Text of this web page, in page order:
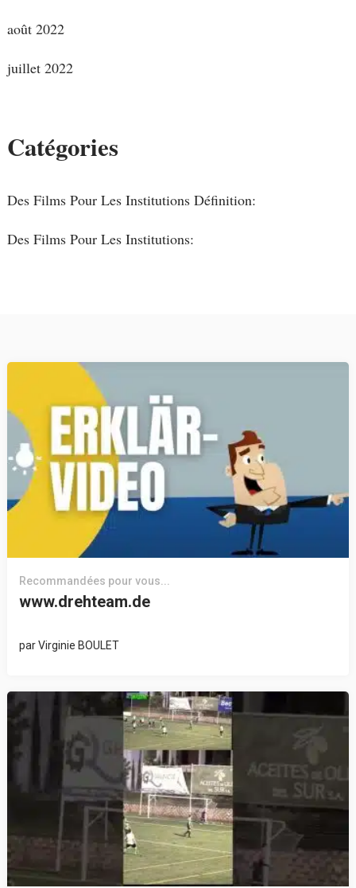
août 2022
juillet 2022
Catégories
Des Films Pour Les Institutions Définition:
Des Films Pour Les Institutions:
Recommandées pour vous...
www.drehteam.de
parVirginie BOULET